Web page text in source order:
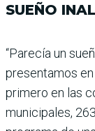
SUEÑO
“Parecía un
presentamos
primero en las
muni­cipales,